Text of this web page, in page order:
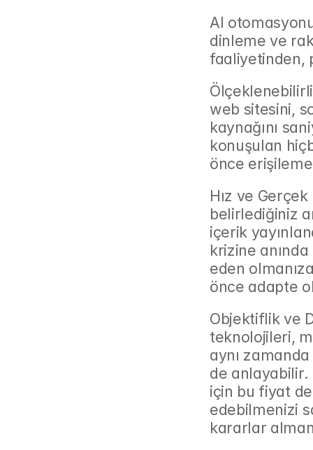
AI
dinleme ve
faaliyetinden,
web sitesini,
kaynağını
konuşulan
önce
Hız ve
belirlediğiniz
içerik
krizine
eden
önce adapte
Objektiflik ve
teknolojileri,
aynı
de anlayabilir.
için bu fiyat
edebilmenizi
kararlar